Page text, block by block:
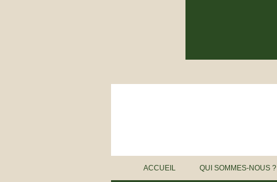
ACCUEIL QUI SOMMES-NOUS ?